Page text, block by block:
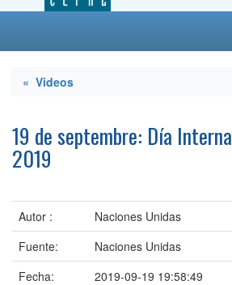
« Videos
19 de septembre: Día
2019
Autor :
Naciones Unidas
Fuente:
Naciones Unidas
Fecha:
2019-09-19 19:58:49